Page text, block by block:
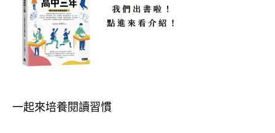
一起來培養閱讀習慣